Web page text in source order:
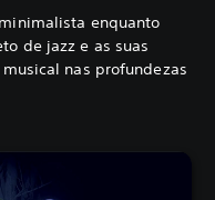
enquanto
de jazz e as suas
nas profundezas